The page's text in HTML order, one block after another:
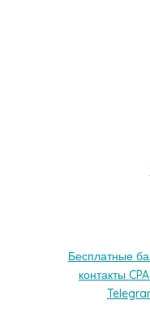
Бесплатные
контакты